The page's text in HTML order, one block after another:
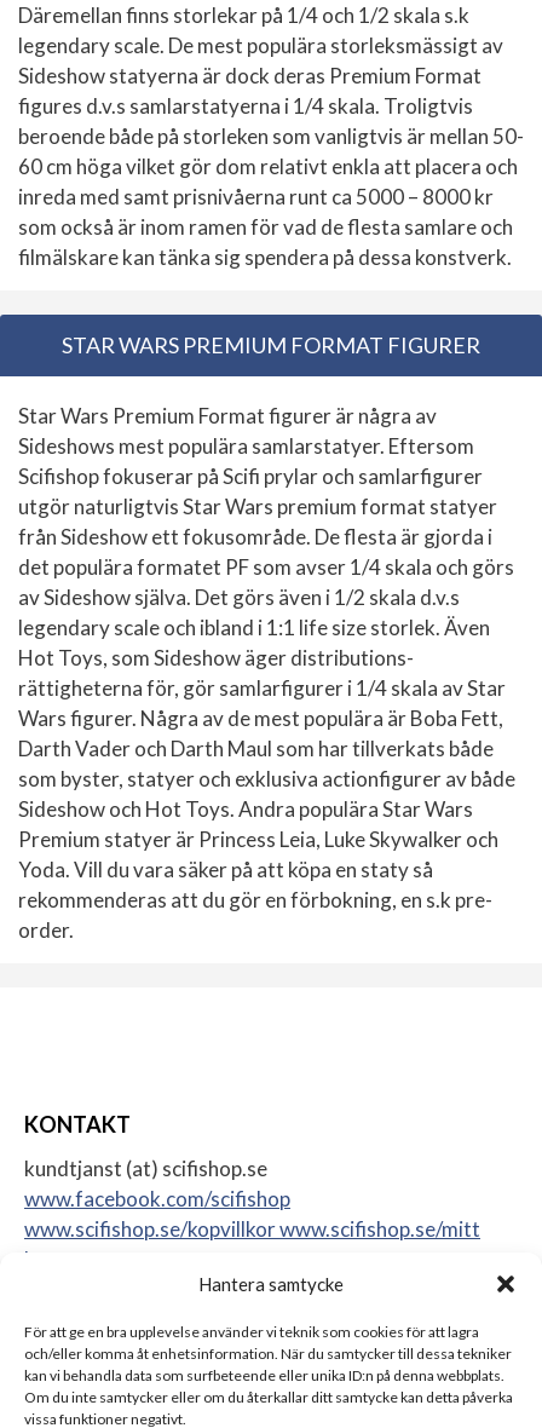
Hantera samtycke
För att ge en bra upplevelse använder vi teknik som cookies för att lagra
och/eller komma åt enhetsinformation. När du samtycker till dessa tekniker
kan vi behandla data som surfbeteende eller unika ID:n på denna webbplats.
Om du inte samtycker eller om du återkallar ditt samtycke kan detta påverka
vissa funktioner negativt.
Däremellan finns storlekar på 1/4 och 1/2 skala s.k
legendary scale. De mest populära storleksmässigt av
Sideshow statyerna är dock deras Premium Format
figures d.v.s samlarstatyerna i 1/4 skala. Troligtvis
beroende både på storleken som vanligtvis är mellan 50-
60 cm höga vilket gör dom relativt enkla att placera och
inreda med samt prisnivåerna runt ca 5000 – 8000 kr
som också är inom ramen för vad de flesta samlare och
filmälskare kan tänka sig spendera på dessa konstverk.
STAR WARS PREMIUM FORMAT FIGURER
Star Wars Premium Format figurer är några av
Sideshows mest populära samlarstatyer. Eftersom
Scifishop fokuserar på Scifi prylar och samlarfigurer
utgör naturligtvis Star Wars premium format statyer
från Sideshow ett fokusområde. De flesta är gjorda i
det populära formatet PF som avser 1/4 skala och görs
av Sideshow själva. Det görs även i 1/2 skala d.v.s
legendary scale och ibland i 1:1 life size storlek. Även
Hot Toys, som Sideshow äger distributions-
rättigheterna för, gör samlarfigurer i 1/4 skala av Star
Wars figurer. Några av de mest populära är Boba Fett,
Darth Vader och Darth Maul som har tillverkats både
som byster, statyer och exklusiva actionfigurer av både
Sideshow och Hot Toys. Andra populära Star Wars
Premium statyer är Princess Leia, Luke Skywalker och
Yoda. Vill du vara säker på att köpa en staty så
rekommenderas att du gör en förbokning, en s.k pre-
order.
KONTAKT
kundtjanst (at) scifishop.se
www.facebook.com/scifishop
www.scifishop.se/kopvillkorwww.scifishop.se/mitt
konto
Sweden